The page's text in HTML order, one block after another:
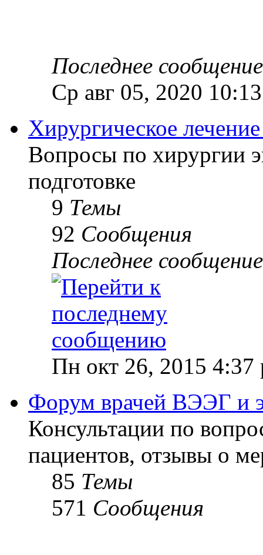
Последнее сообщение
Ср авг 05, 2020
Хирургическое
Вопросы по хирургии
подготовке
9 Темы
92 Сообщения
Последнее сообщение
Пн окт 26, 2015 4:37
Форум врачей ВЭЭГ и
Консультации по
пациентов, отзывы о
85 Темы
571 Сообщения